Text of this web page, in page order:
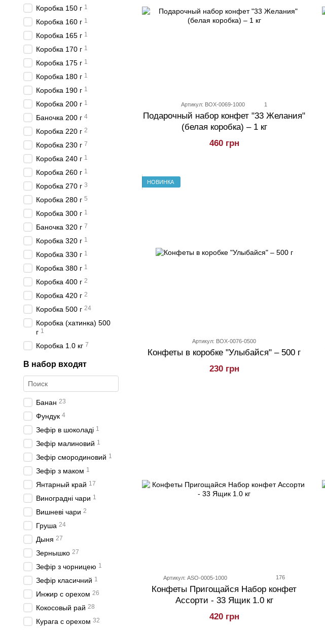
Артикул: BOX-0069-1000 1
Подарочный набор конфет "33 Желания"
(белая коробка) – 1 кг
460 грн
НОВИНКА
Артикул: BOX-0076-0500
Конфеты в коробке "Улыбайся" – 500 г
230 грн
Артикул: ASO-0005-1000 176
Конфеты Пригощайся Набор конфет
Ассорти - 33 Ящик 1.0 кг
420 грн
Коробка 150 г 1
Коробка 160 г 1
Коробка 165 г 1
Коробка 170 г 1
Коробка 175 г 1
Коробка 180 г 1
Коробка 190 г 1
Коробка 200 г 1
Баночка 200 г 4
Коробка 220 г 2
Коробка 230 г 7
Коробка 240 г 1
Коробка 260 г 1
Коробка 270 г 3
Коробка 280 г 5
Коробка 300 г 1
Баночка 320 г 7
Коробка 320 г 1
Коробка 330 г 1
Коробка 380 г 1
Коробка 400 г 2
Коробка 420 г 2
Коробка 500 г 24
Коробка (хатинка) 500
г 1
Коробка 1.0 кг 7
В набор входят
Банан 23
Фундук 4
Зефір в шоколаді 1
Зефір малиновий 1
Зефір смородиновий 1
Зефір з маком 1
Янтарный край 17
Виноградні чари 1
Вишневі чари 2
Груша 24
Дыня 27
Зернышко 27
Зефір з чорницею 1
Зефір класичний 1
Инжир с орехом 26
Кокосовый рай 28
Курага с орехом 32